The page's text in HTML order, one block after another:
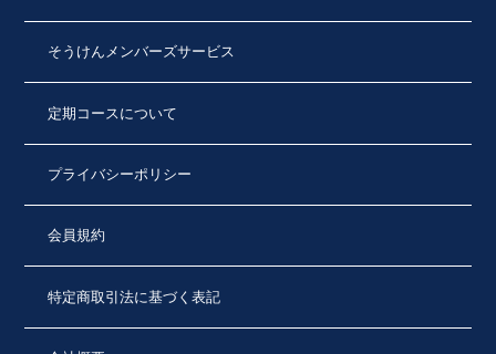
そうけんメンバーズサービス
定期コースについて
プライバシーポリシー
会員規約
特定商取引法に基づく表記